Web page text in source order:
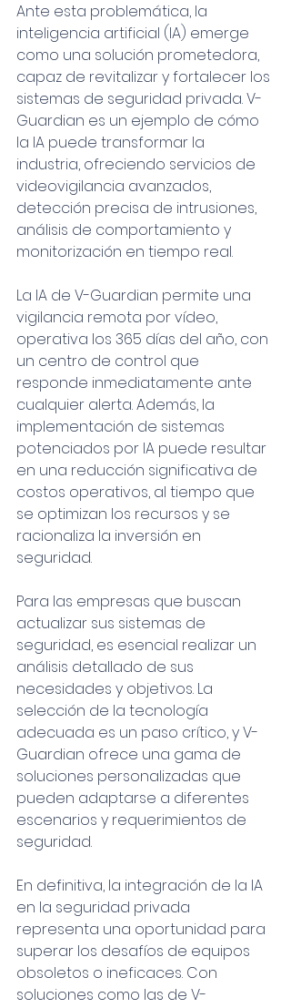
Ante esta problemática, la
inteligencia artificial (IA) emerge
como una solución prometedora,
capaz de revitalizar y fortalecer los
sistemas de seguridad privada. V-
Guardian es un ejemplo de cómo
la IA puede transformar la
industria, ofreciendo servicios de
videovigilancia avanzados,
detección precisa de intrusiones,
análisis de comportamiento y
monitorización en tiempo real.
La IA de V-Guardian permite una
vigilancia remota por vídeo,
operativa los 365 días del año, con
un centro de control que
responde inmediatamente ante
cualquier alerta. Además, la
implementación de sistemas
potenciados por IA puede resultar
en una reducción significativa de
costos operativos, al tiempo que
se optimizan los recursos y se
racionaliza la inversión en
seguridad.
Para las empresas que buscan
actualizar sus sistemas de
seguridad, es esencial realizar un
análisis detallado de sus
necesidades y objetivos. La
selección de la tecnología
adecuada es un paso crítico, y V-
Guardian ofrece una gama de
soluciones personalizadas que
pueden adaptarse a diferentes
escenarios y requerimientos de
seguridad.
En definitiva, la integración de la IA
en la seguridad privada
representa una oportunidad para
superar los desafíos de equipos
obsoletos o ineficaces. Con
soluciones como las de V-